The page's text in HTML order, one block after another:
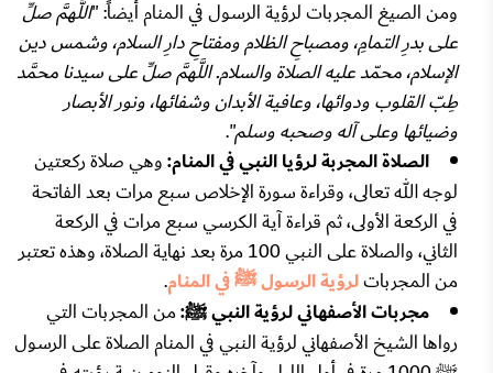
ومن الصيغ المجربات لرؤية الرسول في المنام أيضاً: "اللَّهمَّ صلِّ
على بدرِ التمامِ، ومصباحِ الظلام ومفتاحِ دارِ السلام، وشمس دين
الإسلام، محمّد عليه الصلاة والسلام. اللَّهمَّ صلِّ على سيدنا محمَّد
طِبّ القلوب ودوائها، وعافية الأبدان وشفائها، ونور الأبصار
وضيائها وعلى آله وصحبه وسلم".
الصلاة المجربة لرؤيا النبي في المنام:وهي صلاة ركعتين
لوجه الله تعالى، وقراءة سورة الإخلاص سبع مرات بعد الفاتحة
في الركعة الأولى، ثم قراءة آية الكرسي سبع مرات في الركعة
الثاني، والصلاة على النبي 100 مرة بعد نهاية الصلاة، وهذه تعتبر
من المجرباتلرؤية الرسول ﷺ في المنام.
مجربات الأصفهاني لرؤية النبي ﷺ:من المجربات التي
رواها الشيخ الأصفهاني لرؤية النبي في المنام الصلاة على الرسول